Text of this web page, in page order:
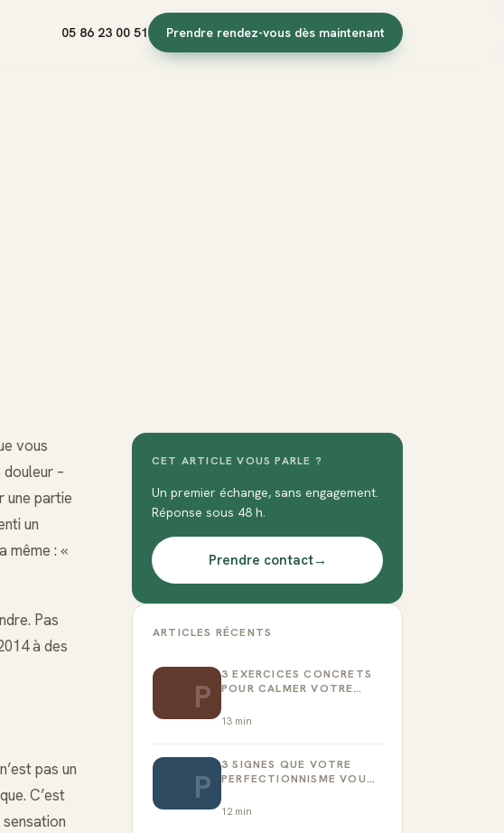
05 86 23 00 51 Prendre rendez-vous dès maintenant
vous
–
une partie
un
même : «
Pas
à des
pas un
C’est
CET ARTICLE VOUS PARLE ?
Un premier échange, sans engagement.
Réponse sous 48 h.
Prendre contact→
ARTICLES RÉCENTS
P
3 EXERCICES CONCRETS
POUR CALMER VOTRE
13 min
P
3 SIGNES QUE VOTRE
PERFECTIONNISME VOUS
12min